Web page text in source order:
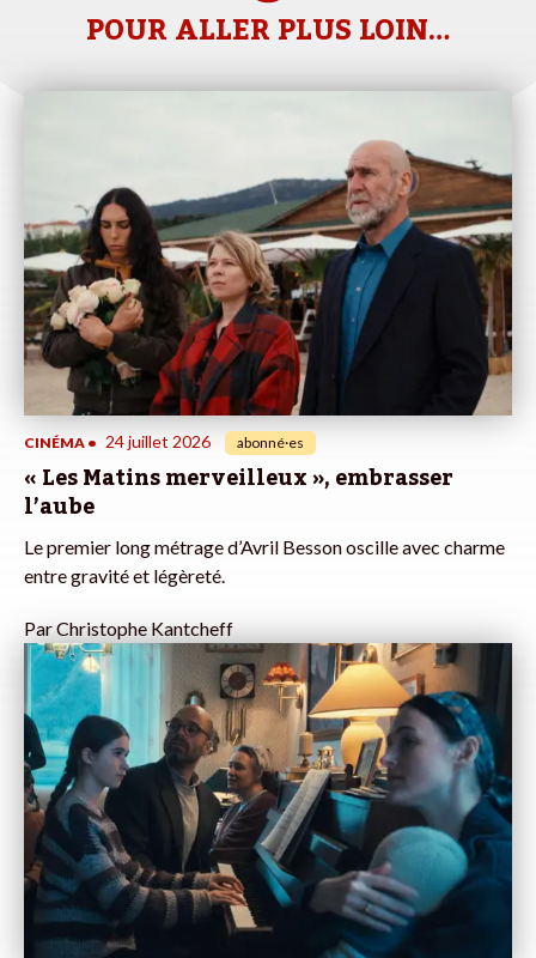
POUR ALLER PLUS LOIN…
CINÉMA • 24 juillet 2026 abonné·es
« Les Matins merveilleux », embrasser
l’aube
Le premier long métrage d’Avril Besson oscille avec charme
entre gravité et légèreté.
ParChristophe Kantcheff